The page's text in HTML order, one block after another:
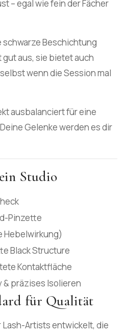
– egal wie fein der Fächer
schwarze Beschichtung
aus, sie bietet auch
wenn die Session mal
ausbalanciert für eine
Gelenke werden es dir
Studio
Pinzette
Hebelwirkung)
Black Structure
Kontaktfläche
& präzises Isolieren
für Qualität
Artists entwickelt, die